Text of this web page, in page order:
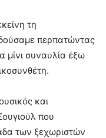
τη
περπατώντας
μίνι συναυλία έξω
και
που
των ξεχωριστών